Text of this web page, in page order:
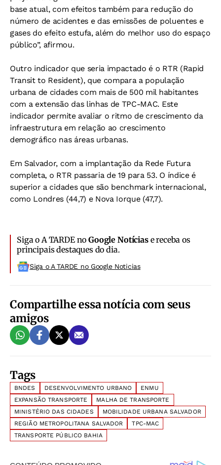
base atual, com efeitos também para redução do
número de acidentes e das emissões de poluentes e
gases do efeito estufa, além do melhor uso do espaço
público”, afirmou.
Outro indicador que seria impactado é o RTR (Rapid
Transit to Resident), que compara a população
urbana de cidades com mais de 500 mil habitantes
com a extensão das linhas de TPC-MAC. Este
indicador permite avaliar o ritmo de crescimento da
infraestrutura em relação ao crescimento
demográfico nas áreas urbanas.
Em Salvador, com a implantação da Rede Futura
completa, o RTR passaria de 19 para 53. O índice é
superior a cidades que são benchmark internacional,
como Londres (44,7) e Nova Iorque (47,7).
Siga o A TARDE noGoogle Notíciase receba os
principais destaques do dia.
Siga o A TARDE no Google Noticias
Compartilhe essa notícia com seus
amigos
Tags
BNDES DESENVOLVIMENTO URBANO
ENMU
EXPANSÃO TRANSPORTE
MALHA DE TRANSPORTE
MINISTÉRIO DAS CIDADES
MOBILIDADE URBANA SALVADOR
REGIÃO METROPOLITANA SALVADOR
TPC-MAC
TRANSPORTE PÚBLICO BAHIA